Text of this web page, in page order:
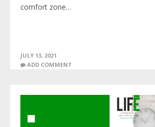
comfort zone…
JULY 13, 2021
ADD COMMENT